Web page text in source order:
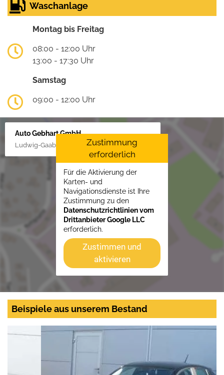
Waschanlage
Montag bis Freitag
08:00 - 12:00 Uhr
13:00 - 17:30 Uhr
Samstag
09:00 - 12:00 Uhr
Auto Gebhart GmbH
Ludwig-Gaab-Str. 4, 88427 Bad Schussenried
Zustimmung
erforderlich
Für die Aktivierung der
Karten- und
Navigationsdienste ist Ihre
Zustimmung zu den
Datenschutzrichtlinien vom
Drittanbieter Google LLC
erforderlich.
Zustimmen und
aktivieren
Beispiele aus unserem Bestand